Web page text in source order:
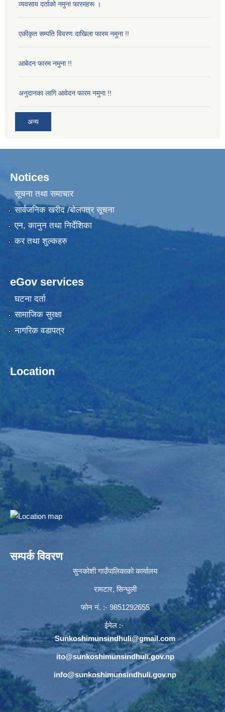
व्यवसाय दर्ताको नमुना फारमहरू ।
एकीकृत सम्पति विवरण दाखिला फारम नमुना !!
आबेदन फारम नमुना !!
अनुदानका लागि आवेदन फारम नमुना !!
अन्य
Notices
सूचना तथा समाचार
सार्वजनिक खरीद /बोलपत्र सूचना
एन, कानुन तथा निर्देशिका
कर तथा शुल्कहरु
eGov services
घटना दर्ता
सामाजिक सुरक्षा
नागरिक वडापत्र
Location
सम्पर्क विवरण
सुनकोशी गाउँपालिकाको कार्यालय
रामटार, सिन्धुली
फोन नं‍. :- 9851292655
ईमेल :-
Sunkoshimunsindhuli@gmail.com
ito@sunkoshimunsindhuli.gov.np
info@sunkoshimunsindhuli.gov.np